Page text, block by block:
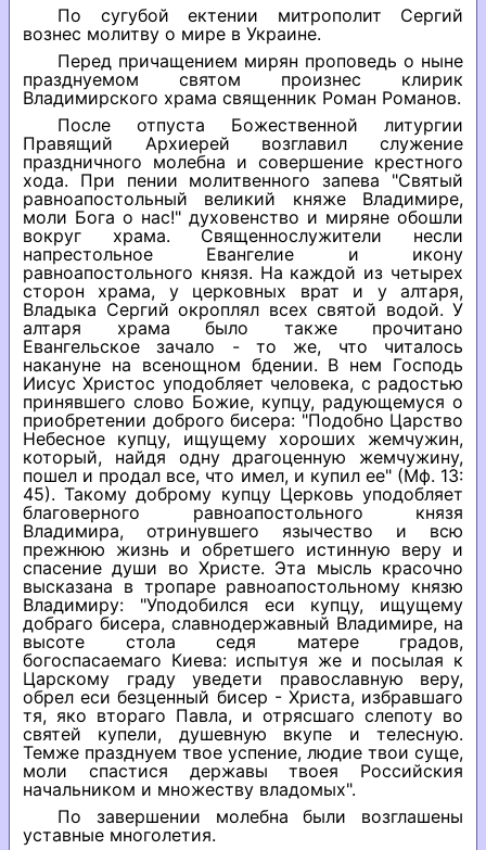
По сугубой ектении митрополит Сергий
вознес молитву о мире в Украине.
Перед причащением мирян проповедь о ныне
празднуемом святом произнес клирик
Владимирского храма священник Роман Романов.
После отпуста Божественной литургии
Правящий Архиерей возглавил служение
праздничного молебна и совершение крестного
хода. При пении молитвенного запева "Святый
равноапостольный великий княже Владимире,
моли Бога о нас!" духовенство и миряне обошли
вокруг храма. Священнослужители несли
напрестольное Евангелие и икону
равноапостольного князя. На каждой из четырех
сторон храма, у церковных врат и у алтаря,
Владыка Сергий окроплял всех святой водой. У
алтаря храма было также прочитано
Евангельское зачало - то же, что читалось
накануне на всенощном бдении. В нем Господь
Иисус Христос уподобляет человека, с радостью
принявшего слово Божие, купцу, радующемуся о
приобретении доброго бисера: "Подобно Царство
Небесное купцу, ищущему хороших жемчужин,
который, найдя одну драгоценную жемчужину,
пошел и продал все, что имел, и купил ее" (Мф. 13:
45). Такому доброму купцу Церковь уподобляет
благоверного равноапостольного князя
Владимира, отринувшего язычество и всю
прежнюю жизнь и обретшего истинную веру и
спасение души во Христе. Эта мысль красочно
высказана в тропаре равноапостольному князю
Владимиру: "Уподобился еси купцу, ищущему
добраго бисера, славнодержавный Владимире, на
высоте стола седя матере градов,
богоспасаемаго Киева: испытуя же и посылая к
Царскому граду уведети православную веру,
обрел еси безценный бисер - Христа, избравшаго
тя, яко втораго Павла, и отрясшаго слепоту во
святей купели, душевную вкупе и телесную.
Темже празднуем твое успение, людие твои суще,
моли спастися державы твоея Российския
начальником и множеству владомых".
По завершении молебна были возглашены
уставные многолетия.